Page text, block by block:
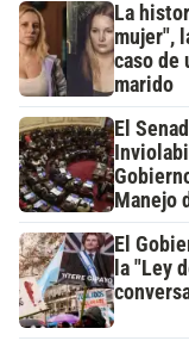
La
mujer",
caso de
marido
El
Manejo
El
la "Ley